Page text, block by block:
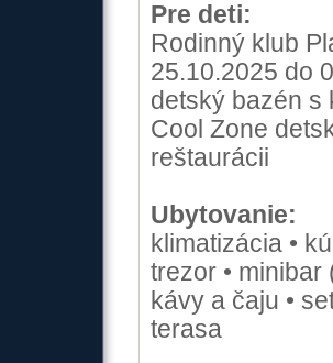
Pre deti:
Rodinný klub
25.10.2025 do
detský bazén s
Cool Zone
reštaurácii
Ubytovanie:
klimatizácia •
trezor • minibar
kávy a čaju •
terasa